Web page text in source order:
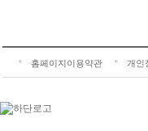
홈페이지이용약관 개인